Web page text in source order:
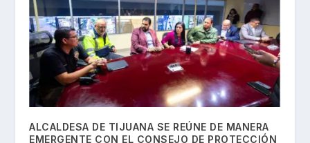
ALCALDESA DE TIJUANA SE REÚNE DE MANERA
EMERGENTE CON EL CONSEJO DE PROTECCIÓN